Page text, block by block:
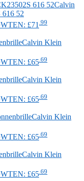
Calvin
616 52
£71 .99
Calvin Klein
£65 .69
Calvin Klein
£65 .69
Calvin Klein
£65 .69
Calvin Klein
£65 .69